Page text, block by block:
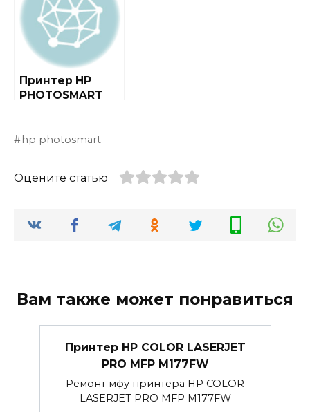
Принтер HP
PHOTOSMART
hp photosmart
Оцените статью
Вам также может понравиться
Принтер HP COLOR LASERJET
PRO MFP M177FW
Ремонт мфу принтера HP COLOR
LASERJET PRO MFP M177FW